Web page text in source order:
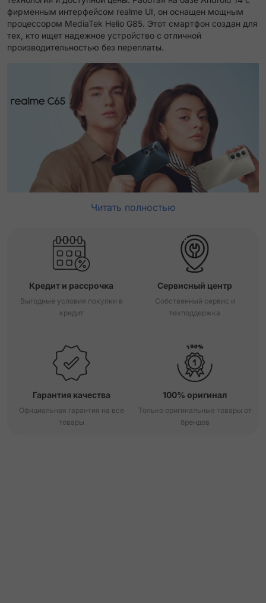
фирменным интерфейсом realme UI, он оснащен мощным
процессором MediaTek Helio G85. Этот смартфон создан для
тех, кто ищет надежное устройство с отличной
производительностью без переплаты.
Читать полностью
Кредит и рассрочка
Выгодные условия покупки в
кредит
Сервисный центр
Собственный сервис и
техподдержка
Гарантия качества
Официальная гарантия на все
товары
100% оригинал
Только оригинальные товары от
брендов